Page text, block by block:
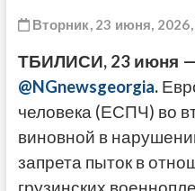
Вторник, 23 июня, 2026,
ТБИЛИСИ, 23 июня —
@NGnewsgeorgia.
человека (ЕСПЧ) во
виновной в
запрета пыток в